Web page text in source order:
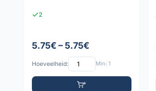
2
5.75€ – 5.75€
Hoeveelheid: Min: 1